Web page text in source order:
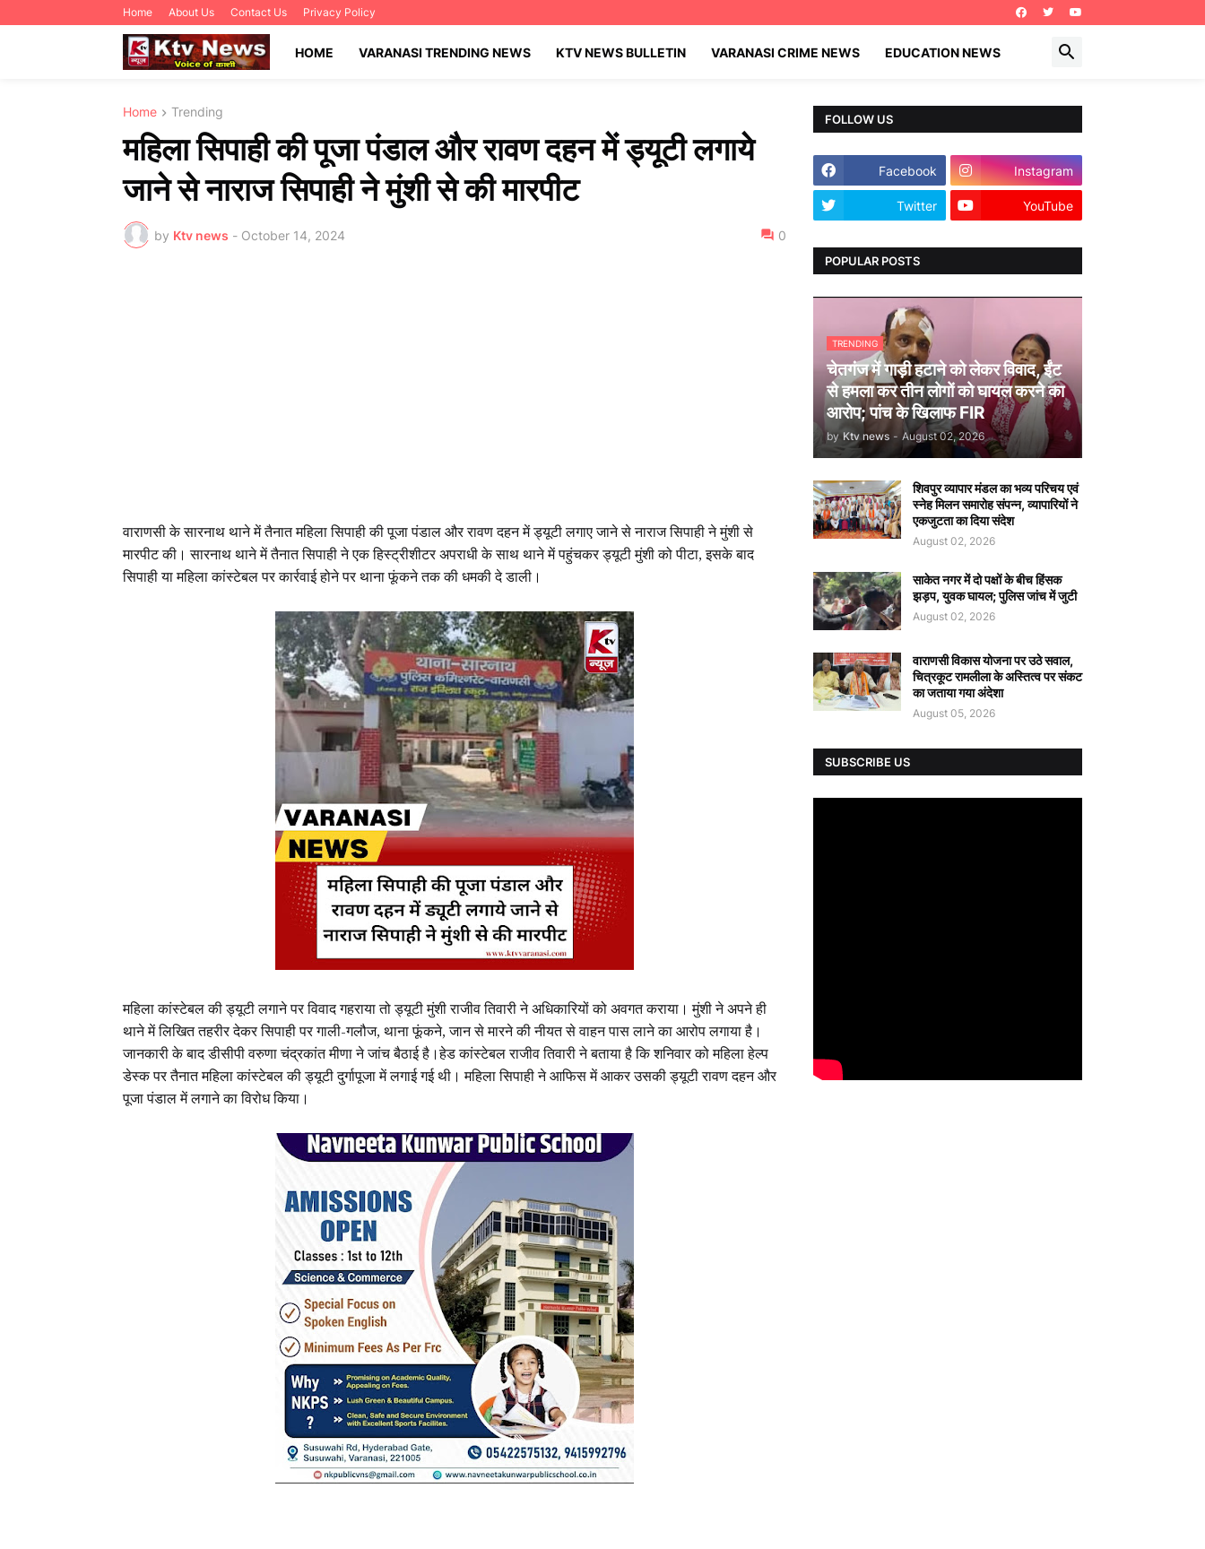
Home About Us Contact Us Privacy Policy
HOME VARANASI TRENDING NEWS KTV NEWS BULLETIN VARANASI CRIME NEWS EDUCATION NEWS
Home Trending
महिला सिपाही की पूजा पंडाल और रावण दहन में ड्यूटी लगाये
जाने से नाराज सिपाही ने मुंशी से की मारपीट
by Ktv news - October 14, 2024 0
वाराणसी के सारनाथ थाने में तैनात महिला सिपाही की पूजा पंडाल और रावण दहन में ड्यूटी लगाए जाने से नाराज सिपाही ने मुंशी से
मारपीट की। सारनाथ थाने में तैनात सिपाही ने एक हिस्ट्रीशीटर अपराधी के साथ थाने में पहुंचकर ड्यूटी मुंशी को पीटा, इसके बाद
सिपाही या महिला कांस्टेबल पर कार्रवाई होने पर थाना फूंकने तक की धमकी दे डाली।
महिला कांस्टेबल की ड्यूटी लगाने पर विवाद गहराया तो ड्यूटी मुंशी राजीव तिवारी ने अधिकारियों को अवगत कराया। मुंशी ने अपने ही
थाने में लिखित तहरीर देकर सिपाही पर गाली-गलौज, थाना फूंकने, जान से मारने की नीयत से वाहन पास लाने का आरोप लगाया है।
जानकारी के बाद डीसीपी वरुणा चंद्रकांत मीणा ने जांच बैठाई है।हेड कांस्टेबल राजीव तिवारी ने बताया है कि शनिवार को महिला हेल्प
डेस्क पर तैनात महिला कांस्टेबल की ड्यूटी दुर्गापूजा में लगाई गई थी। महिला सिपाही ने आफिस में आकर उसकी ड्यूटी रावण दहन और
पूजा पंडाल में लगाने का विरोध किया।
FOLLOW US
Facebook Instagram
Twitter YouTube
POPULAR POSTS
TRENDING
चेतगंज में गाड़ी हटाने को लेकर विवाद, ईंट
से हमला कर तीन लोगों को घायल करने का
आरोप; पांच के खिलाफ FIR
by Ktv news - August 02, 2026
शिवपुर व्यापार मंडल का भव्य परिचय एवं
स्नेह मिलन समारोह संपन्न, व्यापारियों ने
एकजुटता का दिया संदेश
August 02, 2026
साकेत नगर में दो पक्षों के बीच हिंसक
झड़प, युवक घायल; पुलिस जांच में जुटी
August 02, 2026
वाराणसी विकास योजना पर उठे सवाल,
चित्रकूट रामलीला के अस्तित्व पर संकट
का जताया गया अंदेशा
August 05, 2026
SUBSCRIBE US